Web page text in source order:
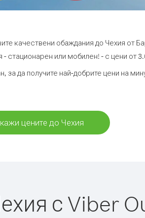
качествени обаждания до Чехия от
стационарен или мобилен! - с цени от
за да получите най-добрите цени на
цените до Чехия
с Viber